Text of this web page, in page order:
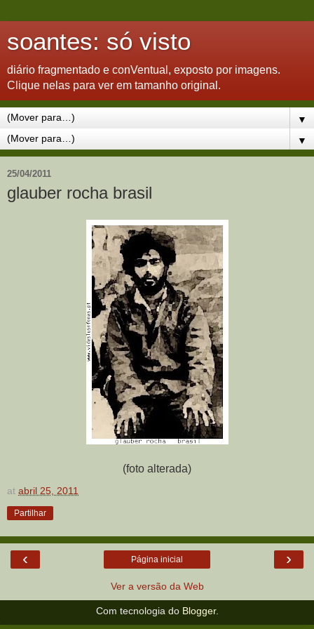
soantes: só visto
diário fragmentado e conVentual, exposto por imagens.
Clique nelas para ver em tamanho original.
▼
▼
25/04/2011
glauber rocha brasil
(foto alterada)
at abril 25, 2011
Partilhar
‹ ›
Página inicial
Ver a versão da Web
Com tecnologia do Blogger.